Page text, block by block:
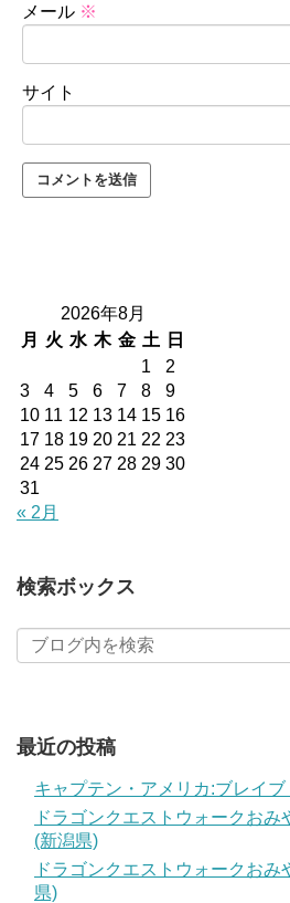
メール ※
サイト
2026年8月
月
火 水 木 金 土
日
1
2
3
4 5 6 7 8
9
10 11 12 13 14 15 16
17 18 19 20 21 22 23
24 25 26 27 28 29 30
31
« 2月
検索ボックス
最近の投稿
キャプテン・アメリカ:ブレイ
ドラゴンクエストウォークお
(新潟県)
ドラゴンクエストウォークお
県)